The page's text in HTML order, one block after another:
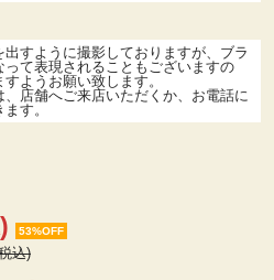
すように撮影しておりますが、ブラ
て表現されることもございますの
ようお願い致します。
店舗へご来店いただくか、お電話に
す。
53%OFF
込)